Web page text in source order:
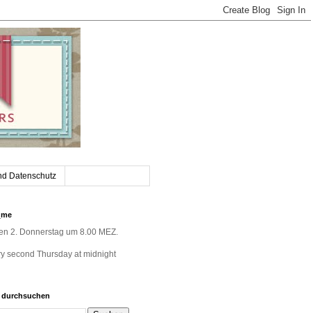
Datenschutz
2. Donnerstag um 8.00 MEZ.
second Thursday at midnight